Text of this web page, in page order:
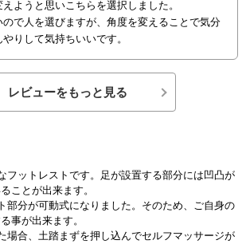
ようと思いこちらを選択しました。
で人を選びますが、角度を変えることで気分
りして気持ちいいです。
レビューをもっと見る
フットレストです。足が設置する部分には凹凸が
ことが出来ます。
部分が可動式になりました。そのため、ご自身の
事が出来ます。
場合、土踏まずを押し込んでセルフマッサージが